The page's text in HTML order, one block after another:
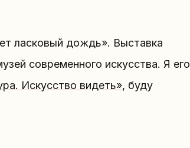
ласковый дождь». Выставка
современного искусства. Я его
Искусство видеть», буду